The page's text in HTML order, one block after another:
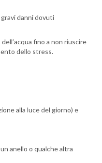
danni dovuti
fino a non riuscire
dello stress.
alla luce del giorno) e
anello o qualche altra